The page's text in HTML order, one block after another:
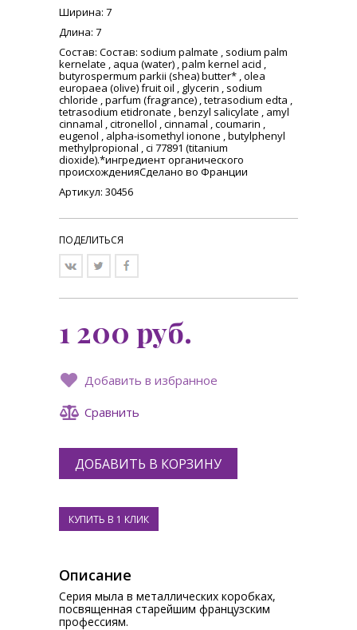
Ширина: 7
Длина: 7
Состав: Состав: sodium palmate , sodium palm
kernelate , aqua (water) , palm kernel acid ,
butyrospermum parkii (shea) butter* , olea
europaea (olive) fruit oil , glycerin , sodium
chloride , parfum (fragrance) , tetrasodium edta ,
tetrasodium etidronate , benzyl salicylate , amyl
cinnamal , citronellol , cinnamal , coumarin ,
eugenol , alpha-isomethyl ionone , butylphenyl
methylpropional , ci 77891 (titanium
dioxide).*ингредиент органического
происхожденияСделано во Франции
Артикул: 30456
ПОДЕЛИТЬСЯ
Добавить в избранное
Сравнить
1 200 руб.
Описание
Серия мыла в металлических коробках,
посвященная старейшим французским
профессиям.